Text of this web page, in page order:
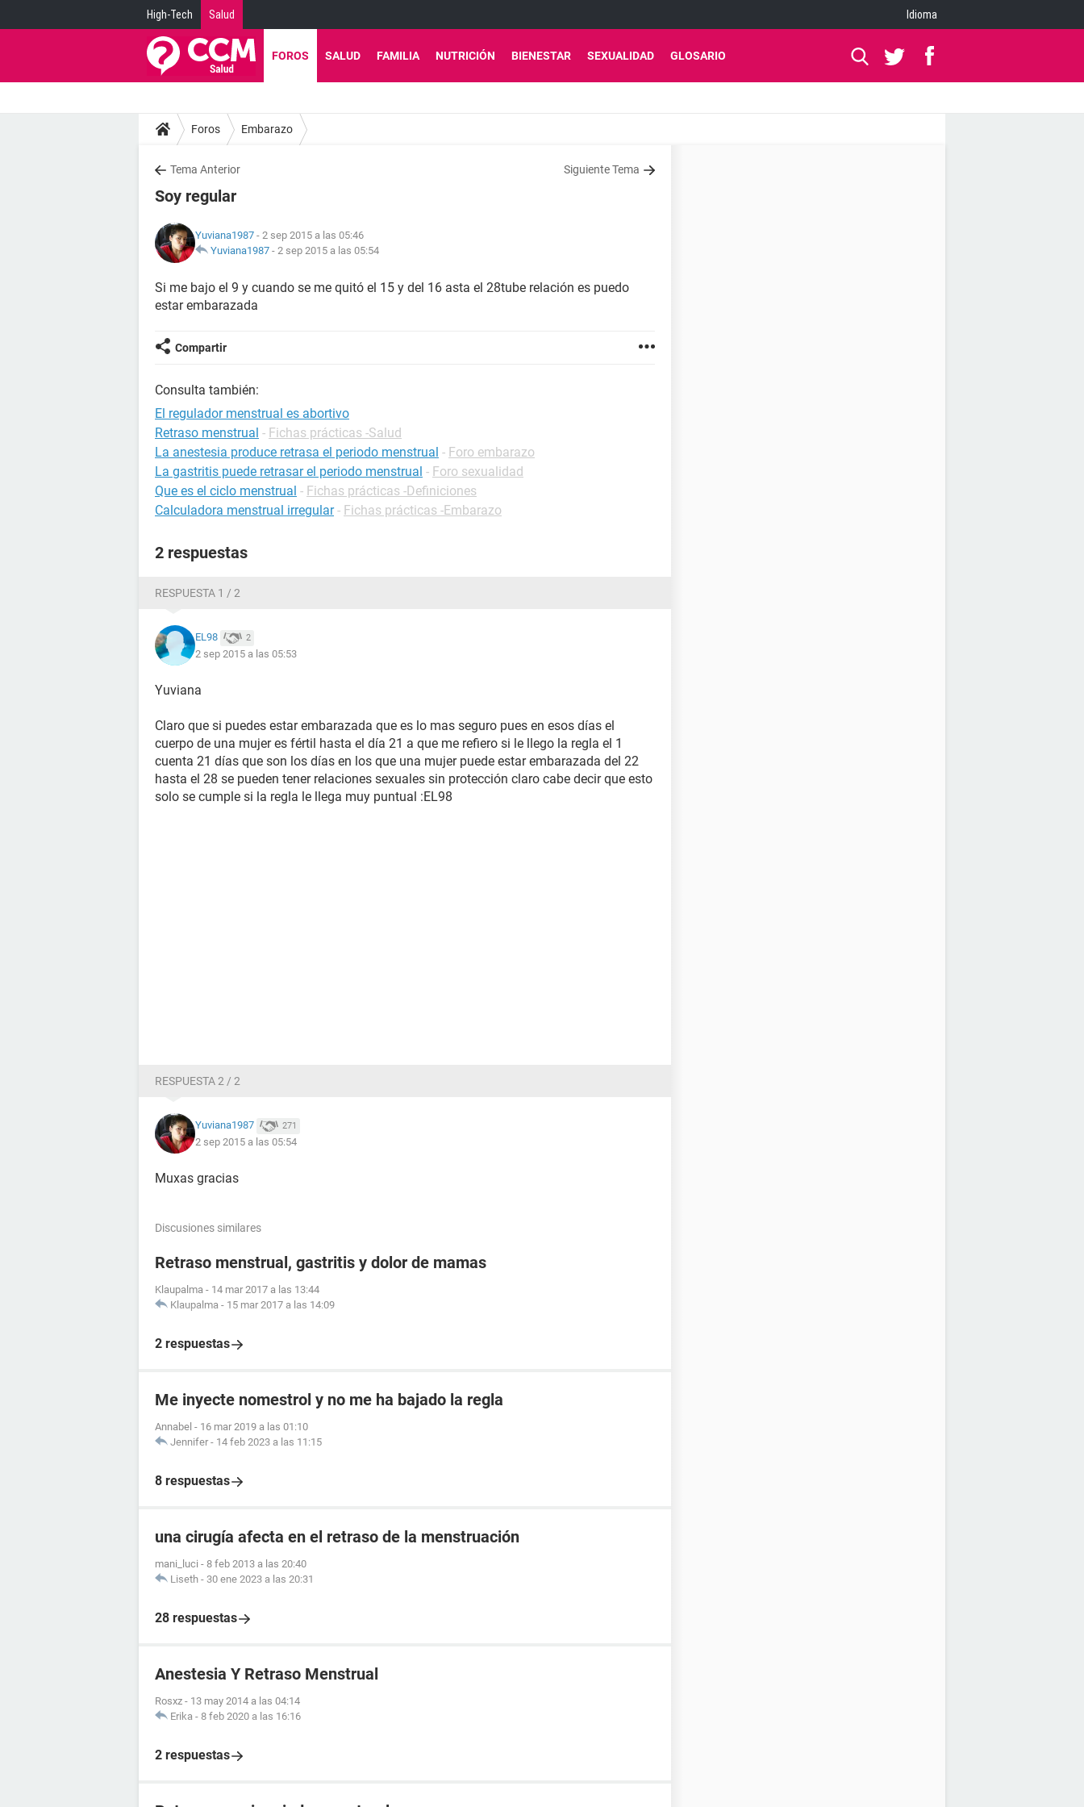
High-Tech Salud Idioma
FOROS SALUD FAMILIA NUTRICIÓN BIENESTAR SEXUALIDAD GLOSARIO
Foros Embarazo
Tema Anterior Siguiente Tema
Soy regular
Yuviana1987 - 2 sep 2015 a las 05:46
Yuviana1987 - 2 sep 2015 a las 05:54
Si me bajo el 9 y cuando se me quitó el 15 y del 16 asta el 28tube relación es puedo
estar embarazada
Compartir
Consulta también:
El regulador menstrual es abortivo
Retraso menstrual - Fichas prácticas -Salud
La anestesia produce retrasa el periodo menstrual - Foro embarazo
La gastritis puede retrasar el periodo menstrual - Foro sexualidad
Que es el ciclo menstrual - Fichas prácticas -Definiciones
Calculadora menstrual irregular - Fichas prácticas -Embarazo
2 respuestas
RESPUESTA 1 / 2
EL98 2
2 sep 2015 a las 05:53
Yuviana
Claro que si puedes estar embarazada que es lo mas seguro pues en esos días el
cuerpo de una mujer es fértil hasta el día 21 a que me refiero si le llego la regla el 1
cuenta 21 días que son los días en los que una mujer puede estar embarazada del 22
hasta el 28 se pueden tener relaciones sexuales sin protección claro cabe decir que esto
solo se cumple si la regla le llega muy puntual :EL98
RESPUESTA 2 / 2
Yuviana1987 271
2 sep 2015 a las 05:54
Muxas gracias
Discusiones similares
Retraso menstrual, gastritis y dolor de mamas
Klaupalma - 14 mar 2017 a las 13:44
Klaupalma - 15 mar 2017 a las 14:09
2 respuestas
Me inyecte nomestrol y no me ha bajado la regla
Annabel - 16 mar 2019 a las 01:10
Jennifer - 14 feb 2023 a las 11:15
8 respuestas
una cirugía afecta en el retraso de la menstruación
mani_luci - 8 feb 2013 a las 20:40
Liseth - 30 ene 2023 a las 20:31
28 respuestas
Anestesia Y Retraso Menstrual
Rosxz - 13 may 2014 a las 04:14
Erika - 8 feb 2020 a las 16:16
2 respuestas